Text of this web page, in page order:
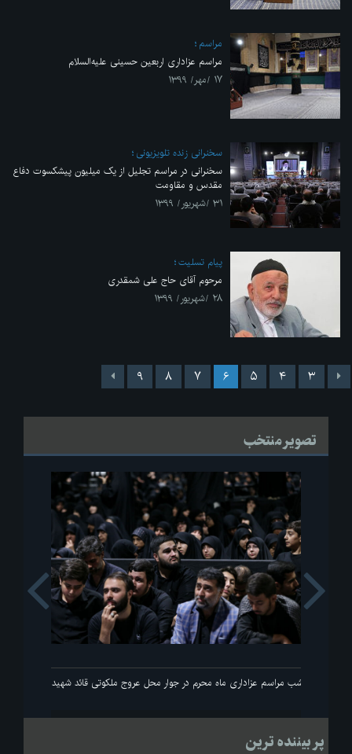
مراسم
مراسم عزاداری اربعین حسینی علیه‌السلام
۱۷ /مهر/ ۱۳۹۹
سخنرانی زنده تلویزیونی
سخنرانی در مراسم تجلیل از یک میلیون پیشکسوت دفاع
مقدس و مقاومت
۳۱ /شهریور/ ۱۳۹۹
پیام تسلیت
مرحوم آقای حاج علی شمقدری
۲۸ /شهریور/ ۱۳۹۹
۳ ۴ ۵ ۶ ۷ ۸ ۹
تصویر منتخب
اولین شب مراسم عزاداری ماه محرم در جوار محل عروج ملکوتی قائد شهید انقلاب
Next
پر بیننده ترین